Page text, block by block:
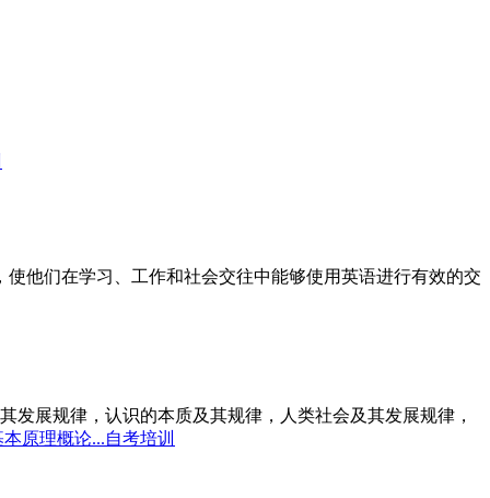
他们在学习、工作和社会交往中能够使用英语进行有效的交
展规律，认识的本质及其规律，人类社会及其发展规律，
原理概论...自考培训